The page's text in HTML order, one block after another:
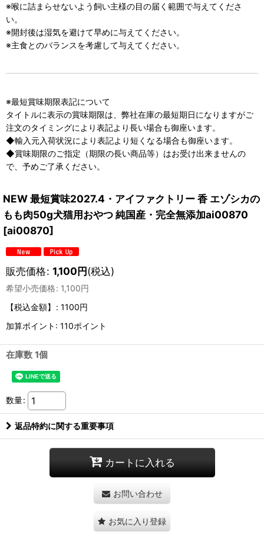
※喉に詰まらせないよう飼い主様の目の届く範囲で与えてくださ
い。
※開封後は湿気を避けて早めに与えてください。
※主食とのバランスを考慮して与えてください。
※最短賞味期限表記について
タイトルに表示の賞味期限は、弊社在庫の最短期日になりますがご
注文のタイミングにより表記より長い場合も御座います。
◆輸入元入荷状況により表記より短くなる場合も御座います。
◆賞味期限のご指定（期限の長い商品等）はお受け出来ませんの
で、予めご了承ください。
NEW 最短賞味2027.4・アイファクトリー 香 エゾシカの
もも肉50g犬猫用おやつ 純国産・完全無添加ai00870
[ai00870]
販売価格: 1,100円(税込)
希望小売価格: 1,100円
【税込金額】
: 1100円
加算ポイント: 110ポイント
在庫数 1個
数量:
返品特約に関する重要事項
カートに入れる
お問い合わせ
お気に入り登録